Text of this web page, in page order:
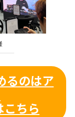
るのはア
ちら